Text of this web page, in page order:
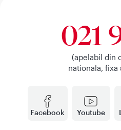
Facebook Youtube
021
(apelabil din
nationala, fixa